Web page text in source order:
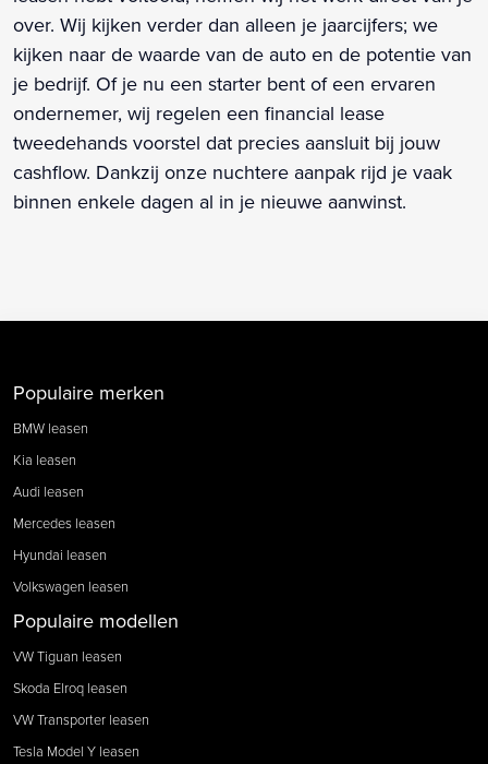
over. Wij kijken verder dan alleen je jaarcijfers; we
kijken naar de waarde van de auto en de potentie van
je bedrijf. Of je nu een starter bent of een ervaren
ondernemer, wij regelen een financial lease
tweedehands voorstel dat precies aansluit bij jouw
cashflow. Dankzij onze nuchtere aanpak rijd je vaak
binnen enkele dagen al in je nieuwe aanwinst.
Populaire merken
BMW leasen
Kia leasen
Audi leasen
Mercedes leasen
Hyundai leasen
Volkswagen leasen
Populaire modellen
VW Tiguan leasen
Skoda Elroq leasen
VW Transporter leasen
Tesla Model Y leasen